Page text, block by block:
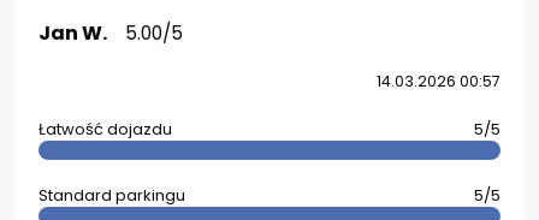
Jan W. 5.00/5
14.03.2026 00:57
Łatwość dojazdu 5/5
Standard parkingu 5/5